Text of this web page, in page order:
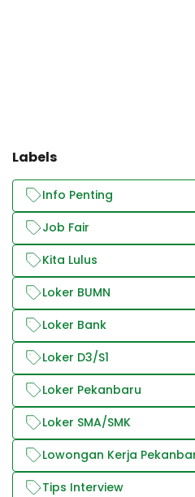
Labels
Info Penting
Job Fair
Kita Lulus
Loker BUMN
Loker Bank
Loker D3/S1
Loker Pekanbaru
Loker SMA/SMK
Lowongan Kerja
Tips Interview